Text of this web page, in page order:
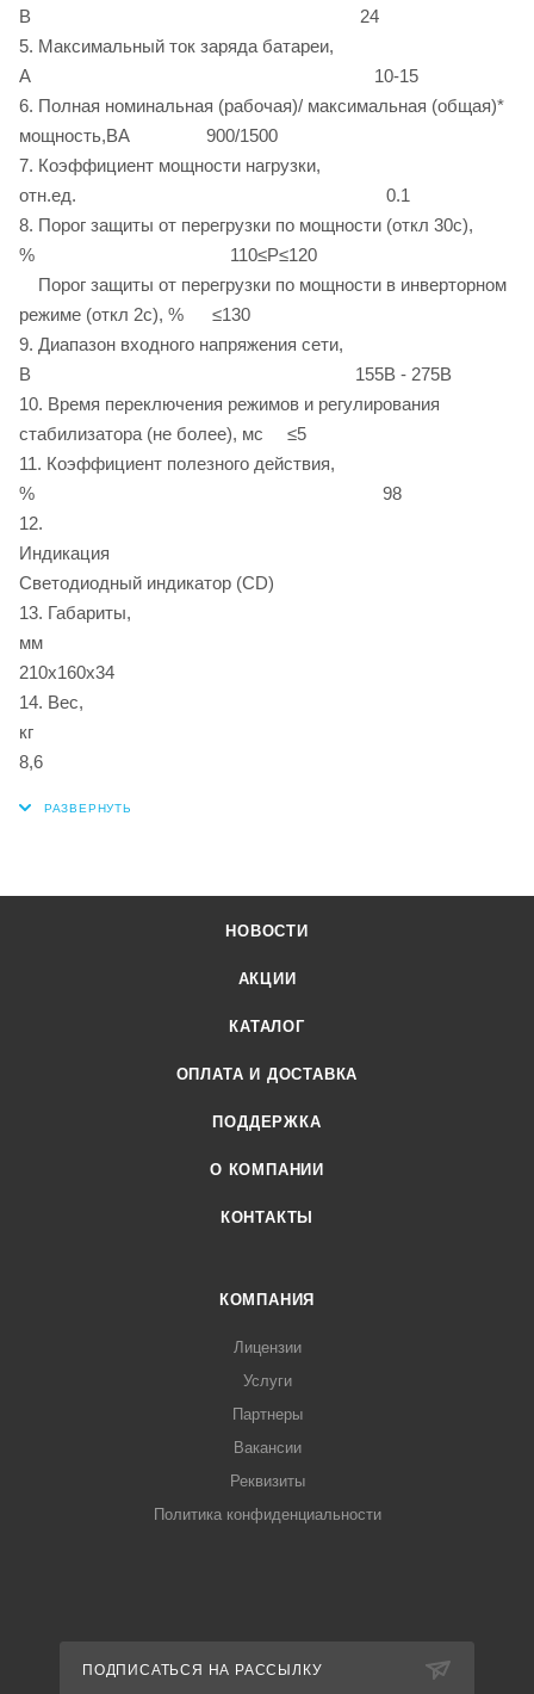
В 24
5. Максимальный ток заряда батареи,
А 10-15
6. Полная номинальная (рабочая)/ максимальная (общая)*
мощность,ВА 900/1500
7. Коэффициент мощности нагрузки,
отн.ед. 0.1
8. Порог защиты от перегрузки по мощности (откл 30с),
% 110≤Р≤120
Порог защиты от перегрузки по мощности в инверторном
режиме (откл 2с), % ≤130
9. Диапазон входного напряжения сети,
В 155В - 275В
10. Время переключения режимов и регулирования
стабилизатора (не более), мс ≤5
11. Коэффициент полезного действия,
% 98
12.
Светодиодный индикатор (CD)
13. Габариты,
210х160х34
14. Вес,
8,6
НОВОСТИ
АКЦИИ
КАТАЛОГ
ОПЛАТА И ДОСТАВКА
ПОДДЕРЖКА
О КОМПАНИИ
КОНТАКТЫ
КОМПАНИЯ
Лицензии
Услуги
Партнеры
Вакансии
Реквизиты
Политика конфиденциальности
ПОДПИСАТЬСЯ НА РАССЫЛКУ